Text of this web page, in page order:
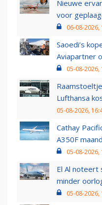
Nieuwe
voor
06-08-2026,
Saoedi’s
Aviapartner
05-08-2026,
Lufthansa
05-08-2026,
Cathay
A350F
05-08-2026,
El Al noteert
minder
05-08-2026,